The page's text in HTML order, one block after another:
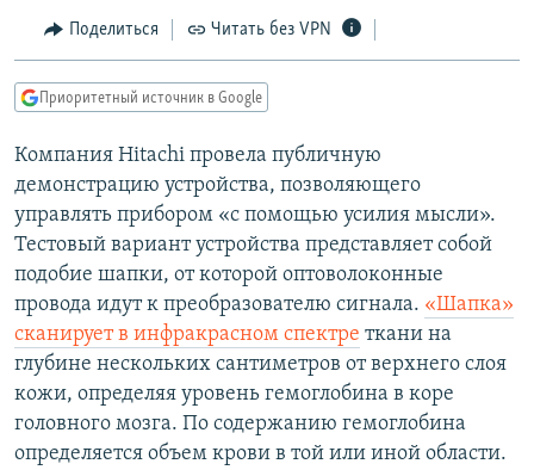
Вернутся
главной
навигации
Вернутся
поиску
МНЕНИЯ
IDEL.РЕАЛИИ
КАВКАЗ.РЕАЛИИ
СЕВЕР.РЕАЛИИ
СИБИРЬ.РЕАЛИИ
РАСПИСАНИЕ ВЕЩАНИЯ
ПОДПИШИТЕСЬ НА РАССЫЛКУ
СОЦИАЛЬНЫЕ СЕТИ
Поделиться Читать без VPN
Приоритетный источник в Google
Компания Hitachi провела публичную
демонстрацию устройства, позволяющего
управлять прибором «с помощью усилия мысли».
Тестовый вариант устройства представляет собой
подобие шапки, от которой оптоволоконные
провода идут к преобразователю сигнала. «Шапка»
сканирует в инфракрасном спектре ткани на
глубине нескольких сантиметров от верхнего слоя
кожи, определяя уровень гемоглобина в коре
головного мозга. По содержанию гемоглобина
определяется объем крови в той или иной области.